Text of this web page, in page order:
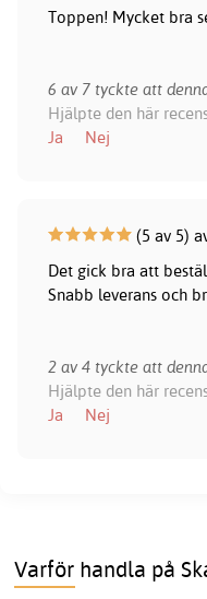
Toppen! Mycket bra
6 av 7 tyckte att
Hjälpte den här
Ja
Nej
(5 av 5)
Det gick bra att
Snabb leverans och
2 av 4 tyckte att
Hjälpte den här
Ja
Nej
Varför handla på